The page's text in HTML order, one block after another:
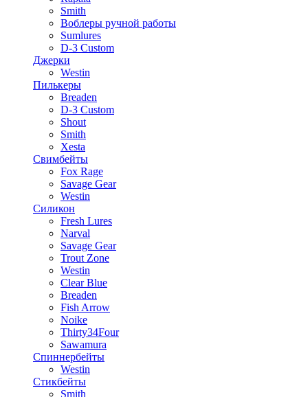
Smith
Воблеры ручной работы
Sumlures
D-3 Custom
Джерки
Westin
Пилькеры
Breaden
D-3 Custom
Shout
Smith
Xesta
Свимбейты
Fox Rage
Savage Gear
Westin
Силикон
Fresh Lures
Narval
Savage Gear
Trout Zone
Westin
Clear Blue
Breaden
Fish Arrow
Noike
Thirty34Four
Sawamura
Спиннербейты
Westin
Стикбейты
Smith